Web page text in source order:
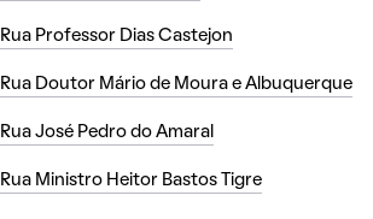
Rua Professor Dias Castejon
Rua Doutor Mário de Moura e Albuquerque
Rua José Pedro do Amaral
Rua Ministro Heitor Bastos Tigre